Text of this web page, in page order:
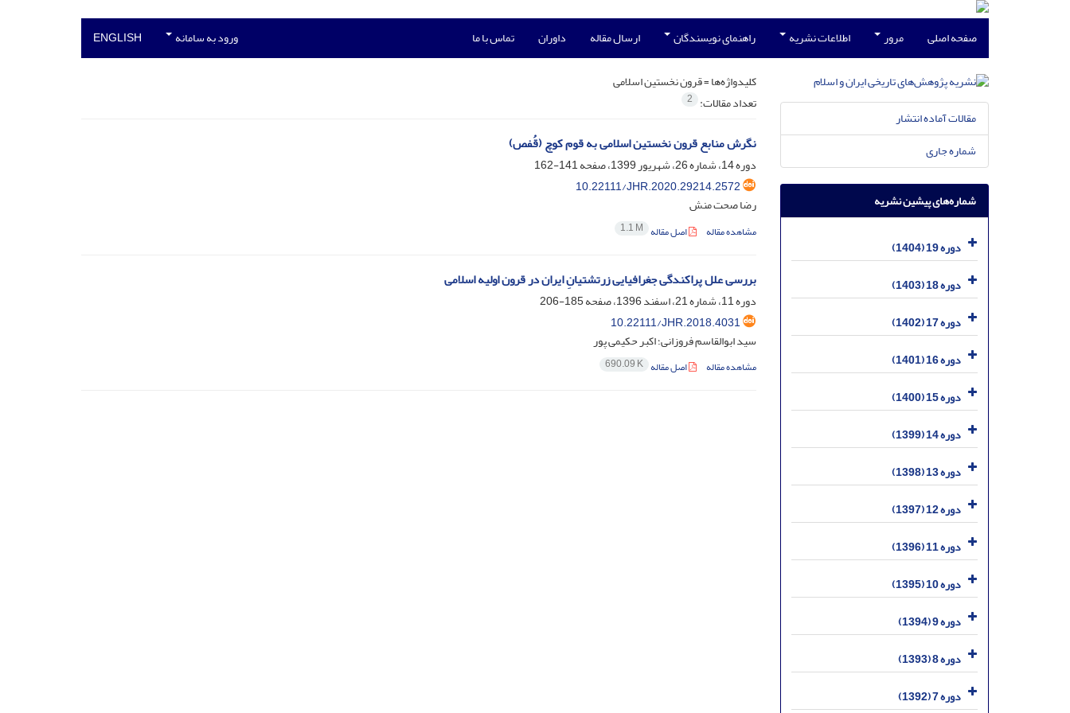
صفحه اصلی مرور اطلاعات نشریه راهنمای نویسندگان ارسال مقاله داوران تماس با ما ورود به سامانه ENGLISH
کلیدواژه‌ها =قرون نخستین اسلامی
تعداد مقالات: 2
نگرش منابع قرون نخستین اسلامی به قوم کوچ (قُفص)
دوره 14، شماره 26، شهریور 1399، صفحه
141-162
10.22111/JHR.2020.29214.2572
رضا صحت منش
مشاهده مقاله اصل مقاله 1.1 M
بررسی علل پراکندگی جغرافیایی زرتشتیانِ ایران در قرون اولیه اسلامی
دوره 11، شماره 21، اسفند 1396، صفحه
185-206
10.22111/JHR.2018.4031
سید ابوالقاسم فروزانی؛ اکبر حکیمی پور
مشاهده مقاله اصل مقاله 690.09 K
مقالات آماده انتشار
شماره جاری
شماره‌های پیشین نشریه
دوره 19 (1404)
دوره 18 (1403)
دوره 17 (1402)
دوره 16 (1401)
دوره 15 (1400)
دوره 14 (1399)
دوره 13 (1398)
دوره 12 (1397)
دوره 11 (1396)
دوره 10 (1395)
دوره 9 (1394)
دوره 8 (1393)
دوره 7 (1392)